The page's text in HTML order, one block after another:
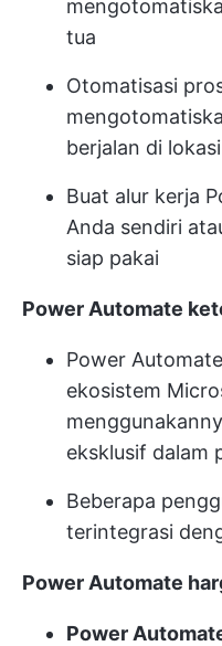
tua
Otomatisasi
berjalan di
Buat alur kerja
Anda sendiri
siap pakai
Power Automate
Power
ekosistem
eksklusif dalam
Beberapa
terintegrasi
Power Automate
Power